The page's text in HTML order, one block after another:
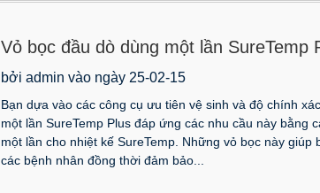
Vỏ bọc đầu dò dùng một lần SureTemp
chúng
bởi admin vào ngày 25-02-15
Bạn dựa vào các công cụ ưu tiên vệ sinh và độ chính
một lần SureTemp Plus đáp ứng các nhu cầu này bằng
một lần cho nhiệt kế SureTemp. Những vỏ bọc này
các bệnh nhân đồng thời đảm bảo...